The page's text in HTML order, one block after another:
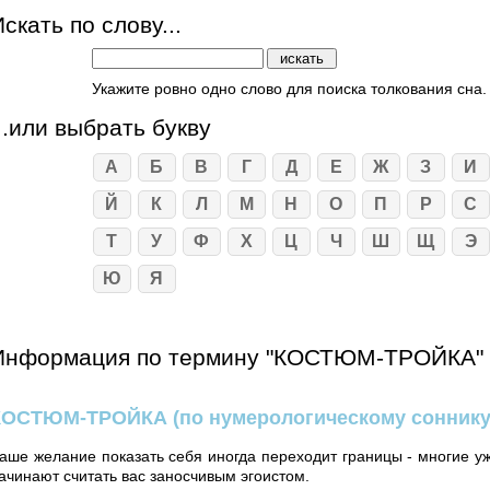
по слову...
Укажите ровно одно слово для поиска толкования сна.
выбрать букву
А Б В Г Д Е Ж З
И
Й
К Л М Н О П Р
С
Т
У Ф Х Ц Ч Ш Щ
Э
Ю
Я
по термину "КОСТЮМ-ТРОЙКА"
ТРОЙКА (по нумерологическому
желание показать себя иногда переходит границы - многие
считать вас заносчивым эгоистом.